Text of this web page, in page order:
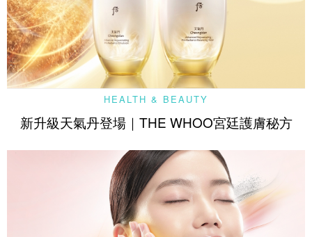
HEALTH & BEAUTY
新升級天氣丹登場｜THE WHOO宮廷護膚秘方